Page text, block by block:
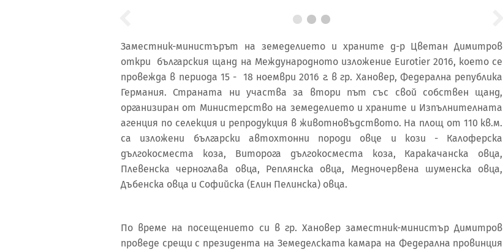
Заместник-министърът на земеделието и храните д-р Цветан Димитров
откри българския щанд на Международното изложение Eurotier 2016, което се
провежда в периода 15 - 18 ноември 2016 г. в гр. Хановер, Федерална република
Германия. Страната ни участва за втори път със свой собствен щанд,
организиран от Министерство на земеделието и храните и Изпълнителната
агенция по селекция и репродукция в животновъдството. На площ от 110 кв.м.
са изложени български автохтонни породи овце и кози - Калоферска
дългокосместа коза, Виторога дългокосместа коза, Каракачанска овца,
Плевенска черноглава овца, Реплянска овца, Медночервена шуменска овца,
Дъбенска овца и Софийска (Елин Пелинска) овца.
По време на посещението си в гр. Хановер заместник-министър Димитров
проведе срещи с президента на Земеделската камара на Федерална провинция